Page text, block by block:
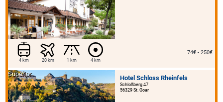
4 km 20 km 1 km 4 km
74€ - 250€
Hotel Schloss Rheinfels
Schloßberg 47
56329 St. Goar
Superior